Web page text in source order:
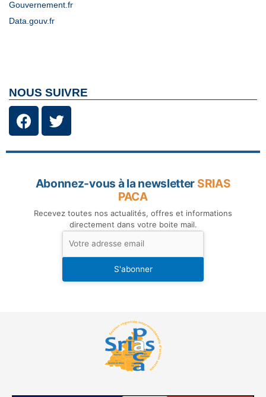
Gouvernement.fr
Data.gouv.fr
NOUS SUIVRE
Abonnez-vous à la newsletter SRIAS
PACA
Recevez toutes nos actualités, offres et informations
directement dans votre boite mail.
S'abonner